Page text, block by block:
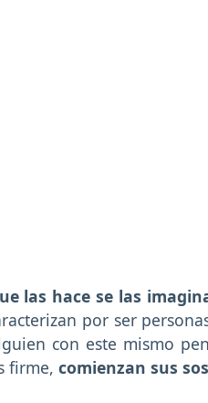
las hace se las
por ser
con este mismo
firme, comienzan sus